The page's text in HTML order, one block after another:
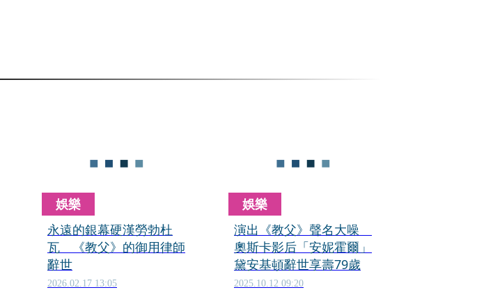
娛樂
永遠的銀幕硬漢勞勃杜
瓦 《教父》的御用律師
辭世
2026.02.17 13:05
娛樂
演出《教父》聲名大噪
奧斯卡影后「安妮霍爾」
黛安基頓辭世享壽79歲
2025.10.12 09:20